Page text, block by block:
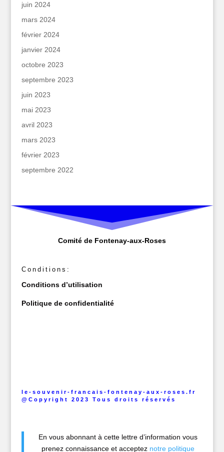
juin 2024
mars 2024
février 2024
janvier 2024
octobre 2023
septembre 2023
juin 2023
mai 2023
avril 2023
mars 2023
février 2023
septembre 2022
Comité de Fontenay-aux-Roses
Conditions:
Conditions d’utilisation
Politique de confidentialité
le-souvenir-francais-fontenay-aux-roses.fr
@Copyright 2023 Tous droits réservés
En vous abonnant à cette lettre d’information vous
prenez connaissance et acceptez notre politique